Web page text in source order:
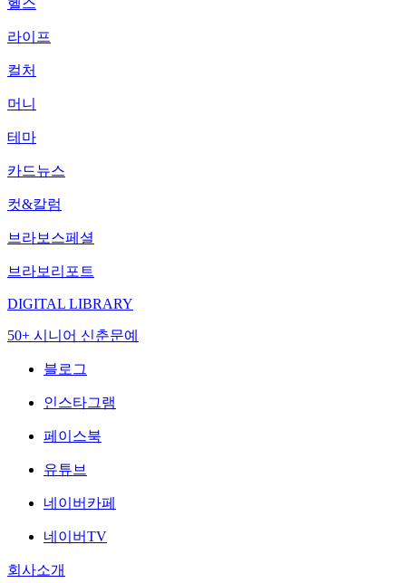
헬스
라이프
컬처
머니
테마
카드뉴스
컷&칼럼
브라보스페셜
브라보리포트
DIGITAL LIBRARY
50+ 시니어 신춘문예
블로그
인스타그램
페이스북
유튜브
네이버카페
네이버TV
회사소개